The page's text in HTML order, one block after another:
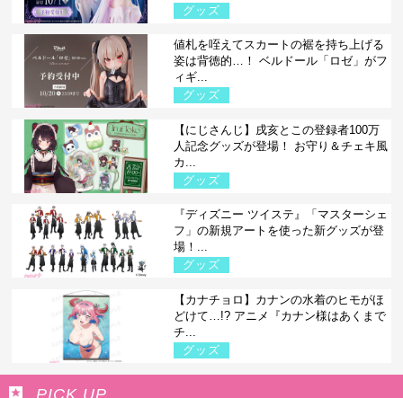
グッズ
値札を咥えてスカートの裾を持ち上げる
姿は背徳的…！ ベルドール「ロゼ」がフ
ィギ...
グッズ
【にじさんじ】戌亥とこの登録者100万
人記念グッズが登場！ お守り＆チェキ風
カ...
グッズ
『ディズニー ツイステ』「マスターシェ
フ」の新規アートを使った新グッズが登
場！...
グッズ
【カナチョロ】カナンの水着のヒモがほ
どけて…!? アニメ『カナン様はあくまで
チ...
グッズ
PICK UP